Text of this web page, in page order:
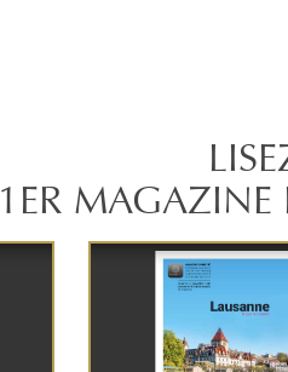
1ER MAGAZINE